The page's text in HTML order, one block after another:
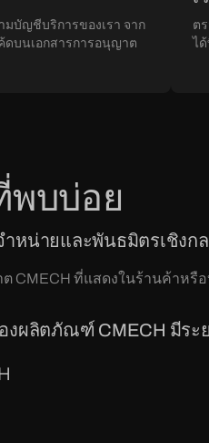
มบัญชีบริการของเรา จาก
บนเอกสารการอนุญาต
ต
ได้
พบบ่อย
ำหน่ายและพันธมิตรเชิงก
CMECH ที่แสดงในร้านค้าหรื
งผลิตภัณฑ์ CMECH มีระย